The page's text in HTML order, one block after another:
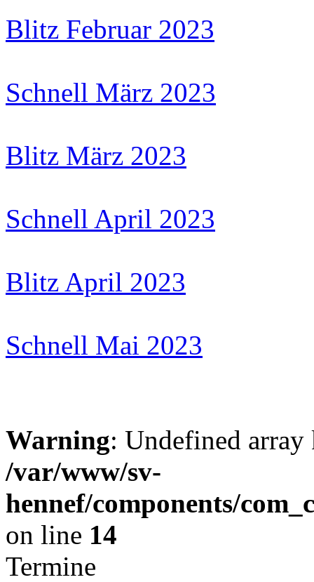
Blitz Februar 2023
Schnell März 2023
Blitz März 2023
Schnell April 2023
Blitz April 2023
Schnell Mai 2023
Warning: Undefined
/var/www/sv-
hennef/components/
on line 14
Termine